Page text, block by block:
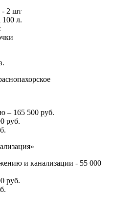
2 шт
л.
– 165 500 руб.
руб.‍
и канализации - 55 000
руб.‍